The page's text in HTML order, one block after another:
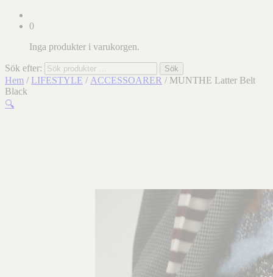
0
Inga produkter i varukorgen.
Sök efter: Sök
Hem / LIFESTYLE / ACCESSOARER / MUNTHE Latter Belt
Black
🔍